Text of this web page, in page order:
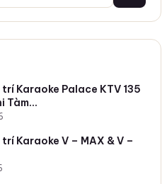
Karaoke Palace KTV 135
Tàm…
Karaoke V – MAX & V –